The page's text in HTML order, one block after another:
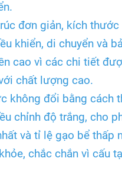
đơn giản, kích thước
khiển, di chuyển và
cao vì các chi tiết
chất lượng cao.
không đổi bằng cách
chỉnh độ trắng, cho
và tỉ lệ gạo bể thấp
chắc chắn vì cấu